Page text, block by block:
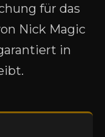
für das
Nick Magic
in